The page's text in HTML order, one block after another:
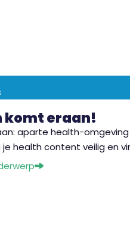
komt eraan!
aparte health-
je health content veilig en